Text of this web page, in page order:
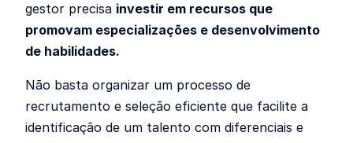
gestor precisa investir em recursos que
promovam especializações e desenvolvimento
de habilidades.
Não basta organizar um processo de
recrutamento e seleção eficiente que facilite a
identificação de um talento com diferenciais e